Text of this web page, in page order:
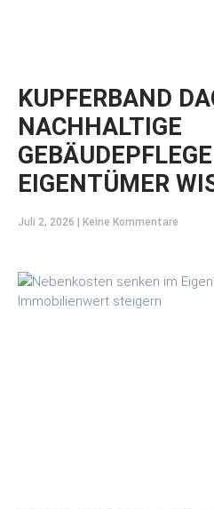
KUPFERBAND
NACHHALTIGE
EIGENTÜMER
Juli 2, 2026 Keine Kommentare